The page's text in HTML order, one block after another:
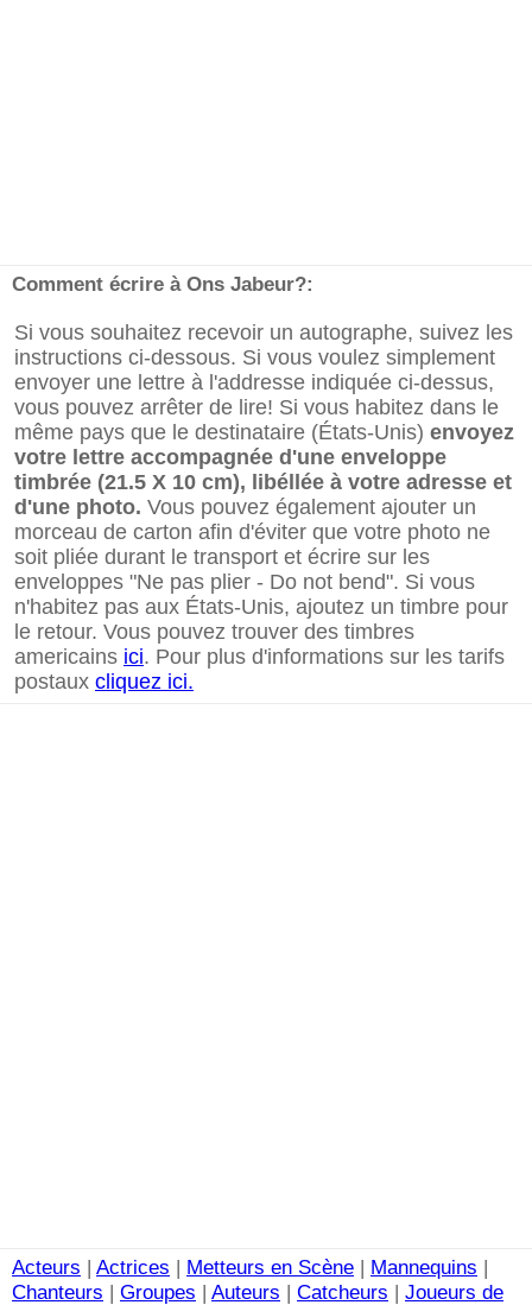
Comment écrire à Ons Jabeur?:
Si vous souhaitez recevoir un autographe, suivez les
instructions ci-dessous. Si vous voulez simplement
envoyer une lettre à l'addresse indiquée ci-dessus,
vous pouvez arrêter de lire! Si vous habitez dans le
même pays que le destinataire (États-Unis) envoyez
votre lettre accompagnée d'une enveloppe
timbrée (21.5 X 10 cm), libéllée à votre adresse et
d'une photo. Vous pouvez également ajouter un
morceau de carton afin d'éviter que votre photo ne
soit pliée durant le transport et écrire sur les
enveloppes "Ne pas plier - Do not bend". Si vous
n'habitez pas aux États-Unis, ajoutez un timbre pour
le retour. Vous pouvez trouver des timbres
americains ici. Pour plus d'informations sur les tarifs
postaux cliquez ici.
Acteurs | Actrices | Metteurs en Scène | Mannequins |
Chanteurs | Groupes | Auteurs | Catcheurs | Joueurs de